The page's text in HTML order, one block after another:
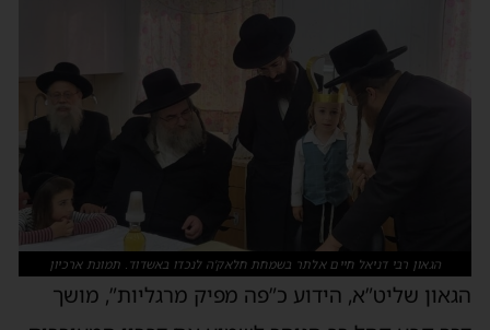
הגאון רבי דניאל חיים אלתר בשמחת חלאק'ה לנכדו באשדוד. תמונת ארכיון
הגאון שליט”א, הידוע כ”פה מפיק מרגליות”, מושך